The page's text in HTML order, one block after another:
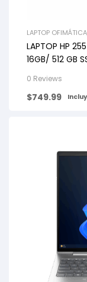
LAPTOP OFIMÁTICA
LAPTOP HP
16GB/ 512 GB
0 Reviews
$749.99